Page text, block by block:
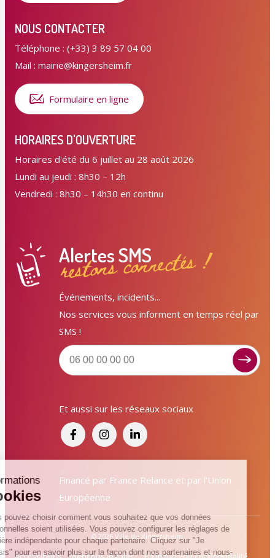
informations
Cookies
Vous pouvez choisir comment vous souhaitez que vos données
personnelles soient utilisées. Vous pouvez configurer les réglages de
manière indépendante pour chaque partenaire. Cliquez sur "Je
choisis" pour en savoir plus sur la façon dont nos partenaires et nous-
NOUS CONTACTER
Téléphone : (+33) 3 89 57 04 00
Mail : mairie@kingersheim.fr
Formulaire en ligne
HORAIRES D'OUVERTURE
Horaires d'été du 6 juillet au 28 août 2026
Lundi au jeudi : 8h30 – 12h
Vendredi : 8h30 – 14h30 en continu
Alertes SMS
restons connectés !
Événements, incidents...
Nos services vous informent en temps réel par
SMS !
Et aussi sur les réseaux sociaux
Financé par France Relance et par l'Union
Européenne
© 2026 Ville de Kingersheim
Poser une question ? Participer ?
Cliquez ici pour interagir avec les services de votre
ville !
Participer, s’engager